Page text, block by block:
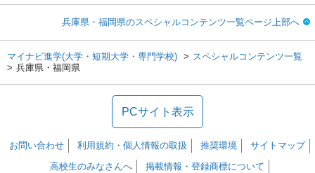
兵庫県・福岡県のスペシャルコンテンツ一覧ページ上部へ
マイナビ進学(大学・短期大学・専門学校)
スペシャルコンテンツ一覧
兵庫県・福岡県
PCサイト表示
お問い合わせ 利用規約・個人情報の取扱 推奨環境
サイトマップ
高校生のみなさんへ
掲載情報・登録商標について